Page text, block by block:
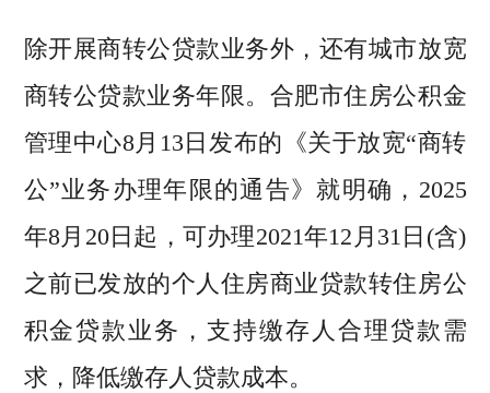
除开展商转公贷款业务外，还有城市放宽
商转公贷款业务年限。合肥市住房公积金
管理中心8月13日发布的《关于放宽“商转
公”业务办理年限的通告》就明确，2025
年8月20日起，可办理2021年12月31日(含)
之前已发放的个人住房商业贷款转住房公
积金贷款业务，支持缴存人合理贷款需
求，降低缴存人贷款成本。